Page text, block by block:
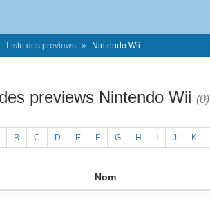
Liste des previews Nintendo Wii
previews Nintendo Wii (0)
B C D E F G H J K
Nom